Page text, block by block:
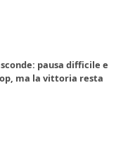
pausa difficile e
ma la vittoria resta